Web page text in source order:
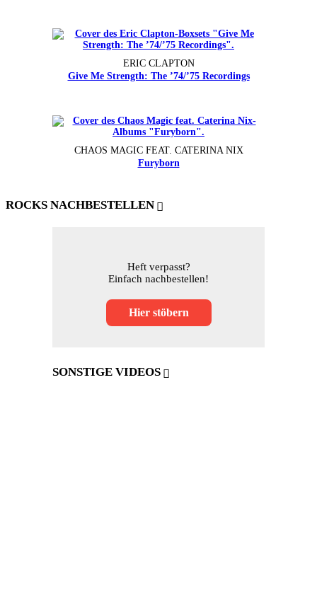
ERIC CLAPTON
Give Me Strength: The ’74/’75 Recordings
CHAOS MAGIC FEAT. CATERINA NIX
Furyborn
ROCKS NACHBESTELLEN
Heft verpasst?
Einfach nachbestellen!
Hier stöbern
SONSTIGE VIDEOS